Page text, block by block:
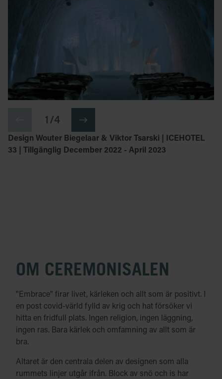
Design Wouter Biegelaar & Viktor Tsarski | ICEHOTEL
33 | Tillgänglig December 2022 - April 2023
1 / 4
OM CEREMONISALEN
"Embrace" firar livet, kärleken och allt som är positivt. I
en post covid-värld fylld av krig och hat försöker vi
hitta en fridfull plats. Ingen religion, ingen läggning,
ingen ras. Bara kärlek och omfamning av allt som är
bra.
Altaret är den centrala delen av designen som alla
rummets linjer utgår ifrån. Block av snö och is har